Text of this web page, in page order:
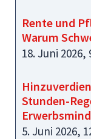
Rente und
Warum
18. Juni 2026,
Stunden-
5. Juni 2026,